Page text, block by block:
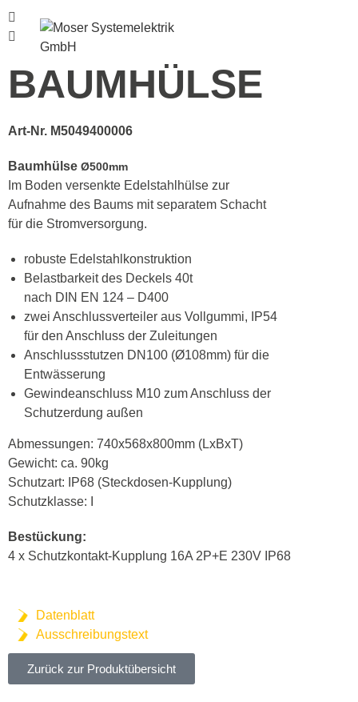
BAUMHÜLSE
Art-Nr. M5049400006
Baumhülse Ø500mm
Im Boden versenkte Edelstahlhülse zur
Aufnahme des Baums mit separatem Schacht
für die Stromversorgung.
robuste Edelstahlkonstruktion
Belastbarkeit des Deckels 40t
nach DIN EN 124 – D400
zwei Anschlussverteiler aus Vollgummi, IP54
für den Anschluss der Zuleitungen
Anschlussstutzen DN100 (Ø108mm) für die
Entwässerung
Gewindeanschluss M10 zum Anschluss der
Schutzerdung außen
Abmessungen: 740x568x800mm (LxBxT)
Gewicht: ca. 90kg
Schutzart: IP68 (Steckdosen-Kupplung)
Schutzklasse: I
Bestückung:
4 x Schutzkontakt-Kupplung 16A 2P+E 230V IP68
Datenblatt
Ausschreibungstext
Zurück zur Produktübersicht